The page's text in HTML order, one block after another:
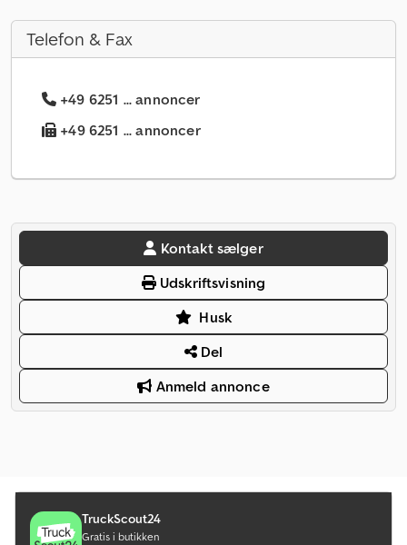
Telefon & Fax
+49 6251 ... annoncer
+49 6251 ... annoncer
Kontakt sælger
Udskriftsvisning
Husk
Del
Anmeld annonce
TruckScout24
Gratis i butikken